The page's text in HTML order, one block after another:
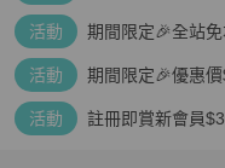
活動 期間限定🎉全站
活動 期間限定🎉優惠
活動 註冊即賞新會員